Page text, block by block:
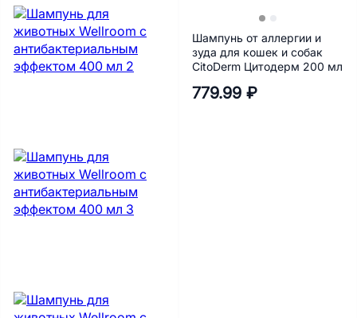
Шампунь от аллергии и
зуда для кошек и собак
CitoDerm Цитодерм 200 мл
779.99 ₽